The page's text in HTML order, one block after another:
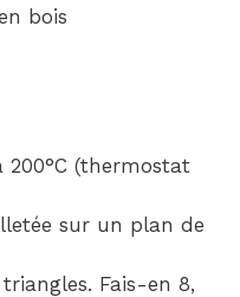
bois
(thermostat
sur un plan de
Fais-en 8,